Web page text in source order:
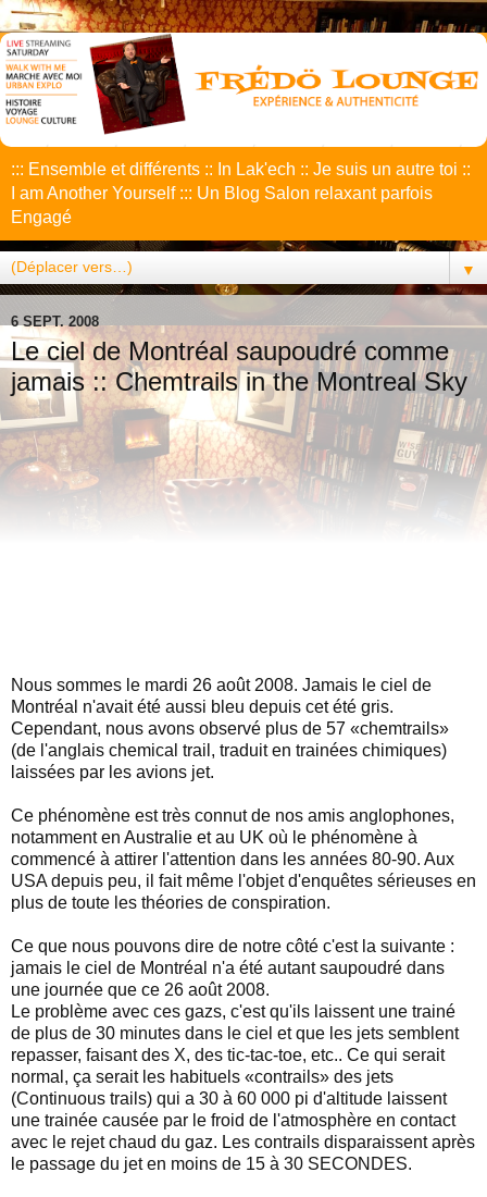
::: Ensemble et différents :: In Lak'ech :: Je suis un autre toi ::
I am Another Yourself ::: Un Blog Salon relaxant parfois
Engagé
▼
6 SEPT. 2008
Le ciel de Montréal saupoudré comme
jamais :: Chemtrails in the Montreal Sky
Nous sommes le mardi 26 août 2008. Jamais le ciel de
Montréal n'avait été aussi bleu depuis cet été gris.
Cependant, nous avons observé plus de 57 «chemtrails»
(de l'anglais chemical trail, traduit en trainées chimiques)
laissées par les avions jet.
Ce phénomène est très connut de nos amis anglophones,
notamment en Australie et au UK où le phénomène à
commencé à attirer l'attention dans les années 80-90. Aux
USA depuis peu, il fait même l'objet d'enquêtes sérieuses en
plus de toute les théories de conspiration.
Ce que nous pouvons dire de notre côté c'est la suivante :
jamais le ciel de Montréal n'a été autant saupoudré dans
une journée que ce 26 août 2008.
Le problème avec ces gazs, c'est qu'ils laissent une trainé
de plus de 30 minutes dans le ciel et que les jets semblent
repasser, faisant des X, des tic-tac-toe, etc.. Ce qui serait
normal, ça serait les habituels «contrails» des jets
(Continuous trails) qui a 30 à 60 000 pi d'altitude laissent
une trainée causée par le froid de l'atmosphère en contact
avec le rejet chaud du gaz. Les contrails disparaissent après
le passage du jet en moins de 15 à 30 SECONDES.